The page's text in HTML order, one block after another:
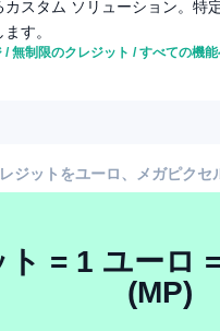
スタム ソリューション。特
す。
無制限のクレジット / すべての機
ジットをユーロ、メガピクセ
ト = 1 ユーロ
(MP)